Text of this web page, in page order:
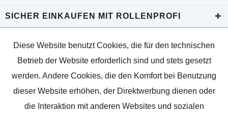
SICHER EINKAUFEN MIT ROLLENPROFI
Diese Website benutzt Cookies, die für den technischen
Betrieb der Website erforderlich sind und stets gesetzt
werden. Andere Cookies, die den Komfort bei Benutzung
dieser Website erhöhen, der Direktwerbung dienen oder
die Interaktion mit anderen Websites und sozialen